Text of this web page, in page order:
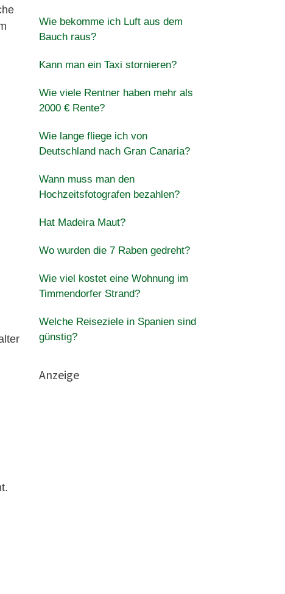
Wie bekomme ich Luft aus dem
Bauch raus?
Kann man ein Taxi stornieren?
Wie viele Rentner haben mehr als
2000 € Rente?
Wie lange fliege ich von
Deutschland nach Gran Canaria?
Wann muss man den
Hochzeitsfotografen bezahlen?
Hat Madeira Maut?
Wo wurden die 7 Raben gedreht?
Wie viel kostet eine Wohnung im
Timmendorfer Strand?
Welche Reiseziele in Spanien sind
günstig?
Anzeige